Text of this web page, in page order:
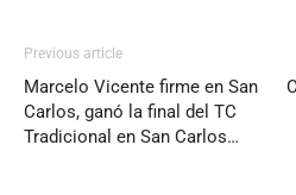
Previous article
Marcelo Vicente firme en San
Carlos, ganó la final del TC
Tradicional en San Carlos…